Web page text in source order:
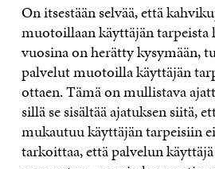
On itsestään selvää, että
muotoillaan käyttäjän tarpeista
vuosina on herätty kysymään,
palvelut muotoilla käyttäjän
ottaen. Tämä on mullistava
sillä se sisältää ajatuksen siitä,
mukautuu käyttäjän tarpeisiin
tarkoittaa, että palvelun